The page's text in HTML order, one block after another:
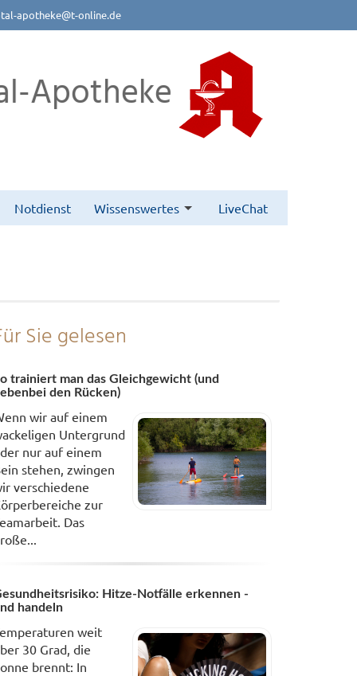
apotheke@t-online.de
Apotheke
Notdienst Wissenswertes LiveChat
Sie gelesen
trainiert man das Gleichgewicht (und
den Rücken)
wir auf einem
Untergrund
nur auf einem
stehen, zwingen
verschiedene
zur
Das
Hitze-Notfälle erkennen -
handeln
weit
30 Grad, die
brennt: In